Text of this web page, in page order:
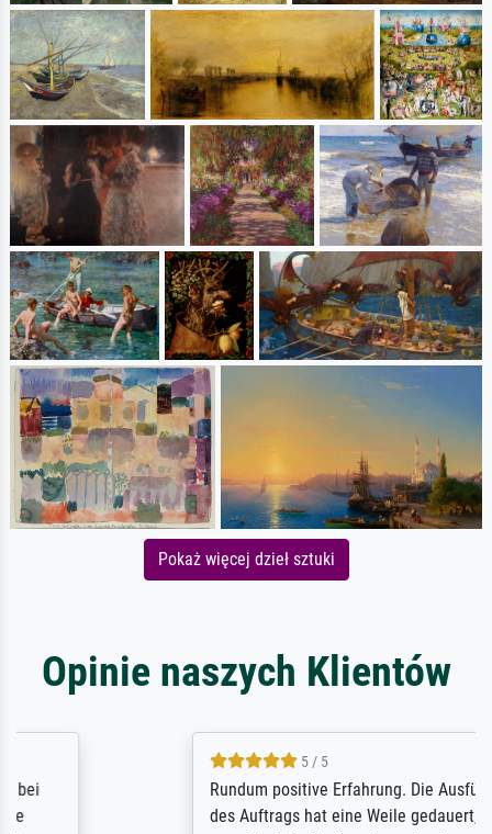
Pokaż więcej dzieł sztuki
Opinie naszych Klientów
Rundum positive Erfahrung. Die Ausführung
des Auftrags hat eine Weile gedauert, die